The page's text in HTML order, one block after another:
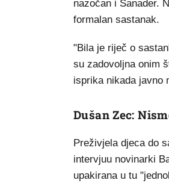
nazočan i Sanader.
formalan sastanak.
"Bila je riječ o
su zadovoljna onim
isprika nikada javno
Dušan Zec:
Preživjela djeca do
intervjuu novinarki
upakirana u tu